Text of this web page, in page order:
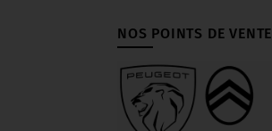
NOS POINTS DE VENTE